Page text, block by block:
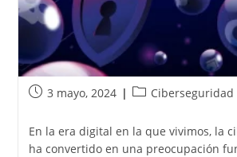
3 mayo, 2024 Ciberseguridad
En la era digital en la que vivimos, la
ha convertido en una preocupación